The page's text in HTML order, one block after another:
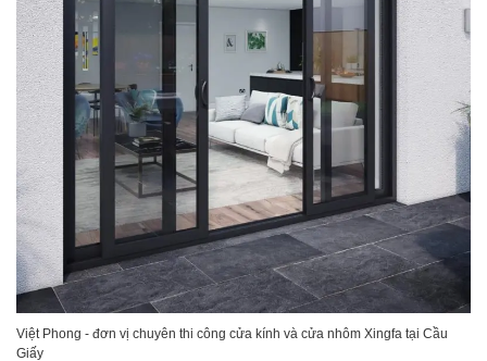
Việt Phong - đơn vị chuyên thi công cửa kính và cửa nhôm Xingfa tại Cầu
Giấy